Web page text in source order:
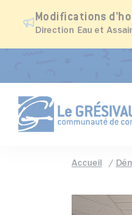
Modifications
Direction Eau et
Accueil